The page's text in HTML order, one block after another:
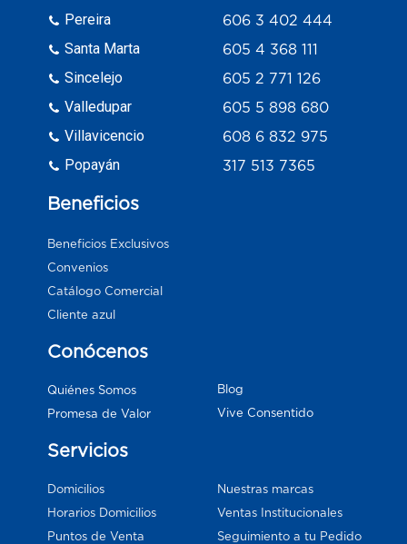
Pereira
Santa Marta
Sincelejo
Valledupar
Villavicencio
Popayán
606 3 402 444
605 4 368 111
605 2 771 126
605 5 898 680
608 6 832 975
317 513 7365
Beneficios
Beneficios Exclusivos
Convenios
Catálogo Comercial
Cliente azul
Conócenos
Quiénes Somos
Promesa de Valor
Blog
Vive Consentido
Servicios
Domicilios
Horarios Domicilios
Puntos de Venta
Nuestras marcas
Ventas Institucionales
Seguimiento a tu Pedido